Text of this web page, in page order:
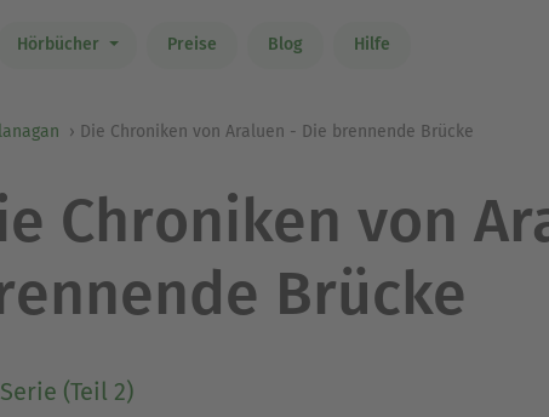
Hörbücher Preise Blog Hilfe
Die Chroniken von Araluen - Die brennende Brücke
Chroniken von
Brücke
Serie (Teil 2)